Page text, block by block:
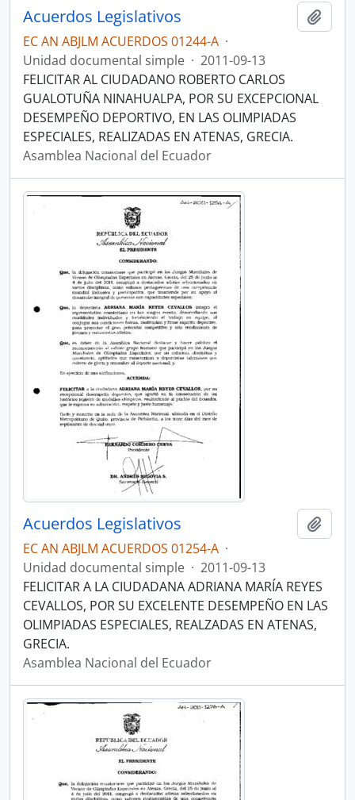
Acuerdos Legislativos
EC AN ABJLM ACUERDOS 01244-A ·
Unidad documental simple · 2011-09-13
FELICITAR AL CIUDADANO ROBERTO CARLOS
GUALOTUÑA NINAHUALPA, POR SU EXCEPCIONAL
DESEMPEÑO DEPORTIVO, EN LAS OLIMPIADAS
ESPECIALES, REALIZADAS EN ATENAS, GRECIA.
Asamblea Nacional del Ecuador
Acuerdos Legislativos
EC AN ABJLM ACUERDOS 01254-A ·
Unidad documental simple · 2011-09-13
FELICITAR A LA CIUDADANA ADRIANA MARÍA REYES
CEVALLOS, POR SU EXCELENTE DESEMPEÑO EN LAS
OLIMPIADAS ESPECIALES, REALZADAS EN ATENAS,
GRECIA.
Asamblea Nacional del Ecuador